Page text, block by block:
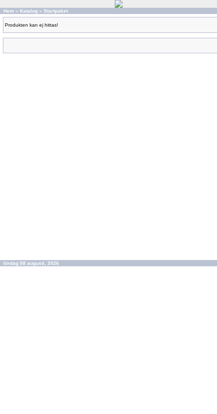
Hem » Katalog » Startpaket
Produkten kan ej hittas!
lördag 08 augusti, 2026